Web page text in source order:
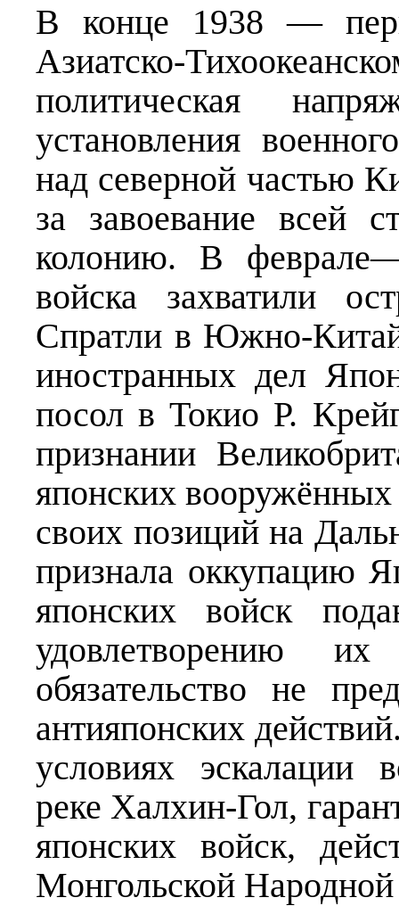
В конце 1938 —
Азиатско-
политическая
установления
над северной частью
за завоевание всей
колонию. В
войска захватили
Спратли в Южно-
иностранных дел
посол в Токио Р.
признании
японских
своих позиций на
признала оккупацию
японских войск
удовлетворению
обязательство не
антияпонских
условиях эскалации
реке Халхин-Гол,
японских войск,
Монгольской